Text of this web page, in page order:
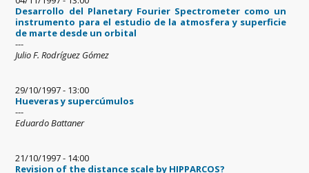
Desarrollo del Planetary Fourier Spectrometer como un
instrumento para el estudio de la atmosfera y superficie
de marte desde un orbital
---
Julio F. Rodríguez Gómez
29/10/1997 - 13:00
Hueveras y supercúmulos
---
Eduardo Battaner
21/10/1997 - 14:00
Revision of the distance scale by HIPPARCOS?